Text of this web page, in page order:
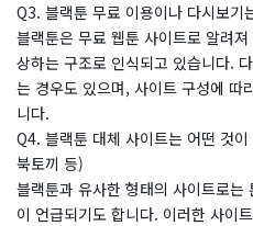
Q3. 블랙툰 무료 이용이나 다시보기
블랙툰은 무료 웹툰 사이트로 알려
상하는 구조로 인식되고 있습니다.
는 경우도 있으며, 사이트 구성에 따
니다.
Q4. 블랙툰 대체 사이트는 어떤 것
북토끼 등)
블랙툰과 유사한 형태의 사이트로
이 언급되기도 합니다. 이러한 사이